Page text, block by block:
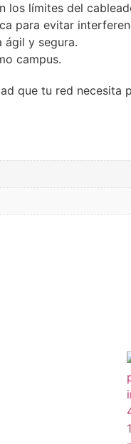
los límites del
para evitar
y segura.
campus.
que tu red necesita